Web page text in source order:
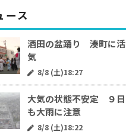
ース
酒田の盆踊り 湊町に活
気
8/8 (土)18:27
大気の状態不安定 ９日
も大雨に注意
8/8 (土)18:22